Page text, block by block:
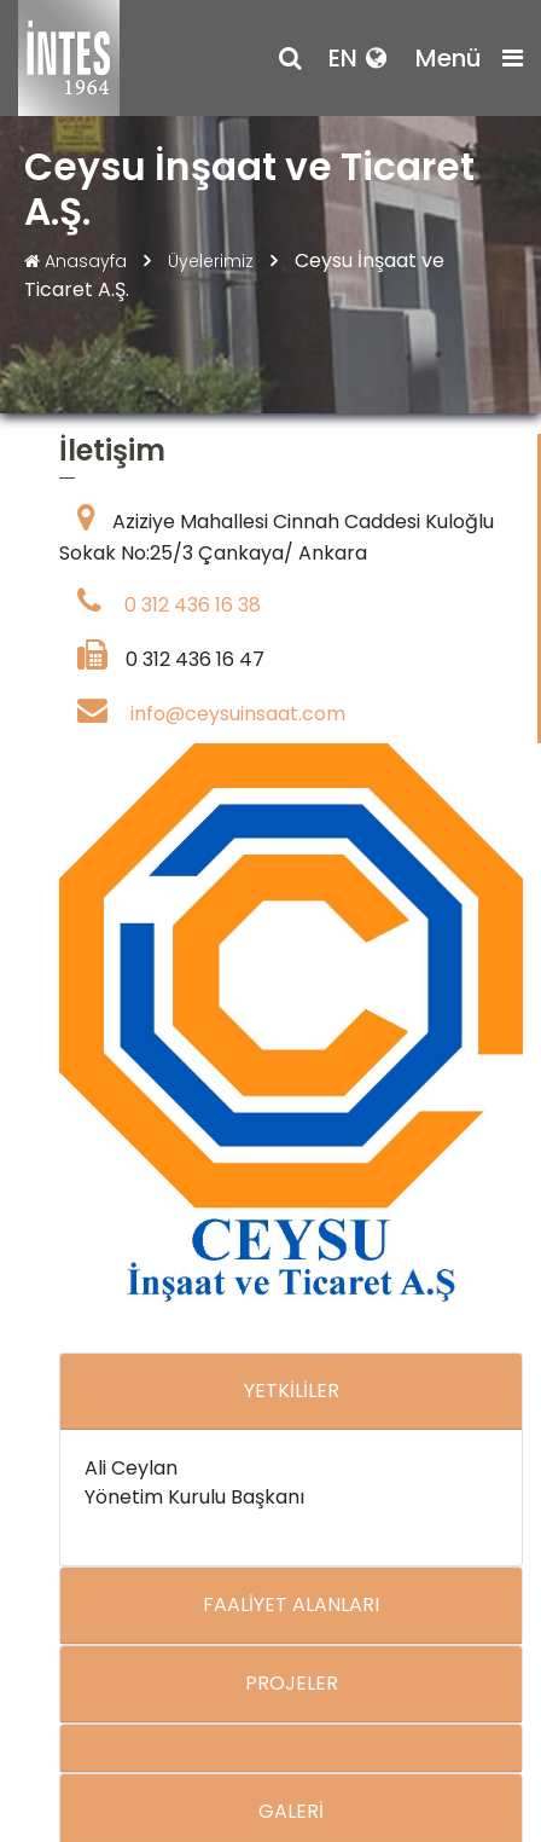
EN Menü
Ceysu İnşaat ve Ticaret
A.Ş.
Anasayfa Üyelerimiz
Ceysu İnşaat ve
Ticaret A.Ş.
İletişim
Aziziye Mahallesi Cinnah Caddesi Kuloğlu
Sokak No:25/3 Çankaya/ Ankara
0 312 436 16 38
0 312 436 16 47
info@ceysuinsaat.com
YETKİLİLER
Ali Ceylan
Yönetim Kurulu Başkanı
FAALİYET ALANLARI
PROJELER
GALERİ